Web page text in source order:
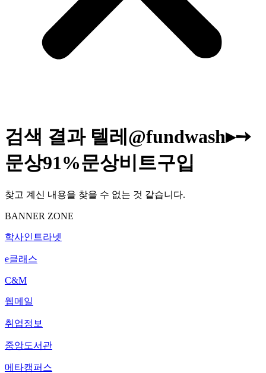
검색 결과 텔레@fundwash▸➙
문상91%문상비트구입
찾고 계신 내용을 찾을 수 없는 것 같습니다.
BANNER ZONE
학사인트라넷
e클래스
C&M
웹메일
취업정보
중앙도서관
메타캠퍼스